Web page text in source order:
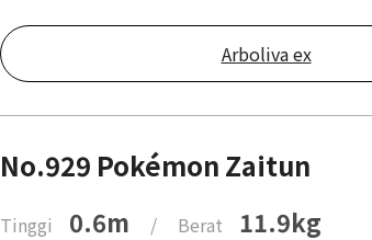
Arboliva ex
No.929 Pokémon Zaitun
Tinggi 0.6m / Berat 11.9kg